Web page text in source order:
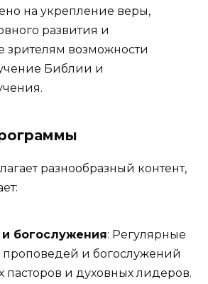
на укрепление веры,
развития и
зрителям возможности
Библии и
разнообразный контент,
богослужения: Регулярные
и богослужений
пасторов и духовных лидеров.